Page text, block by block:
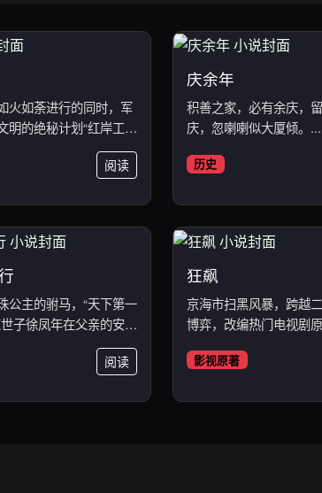
火如荼进行的同时，军
明的绝秘计划“红岸工
阅读
庆余年
积善之家，必有余庆，
庆，忽喇喇似大厦倾。...
历史
公主的驸马，“天下第一
子徐凤年在父亲的安
阅读
狂飙
京海市扫黑风暴，跨越
博弈，改编热门电视剧
影视原著